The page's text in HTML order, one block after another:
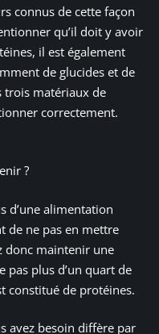
connus de cette façon
qu’il doit y avoir
il est également
de glucides et de
trois matériaux de
correctement.
?
d’une alimentation
de ne pas en mettre
donc maintenir une
pas plus d’un quart de
constitué de protéines.
avez besoin diffère par